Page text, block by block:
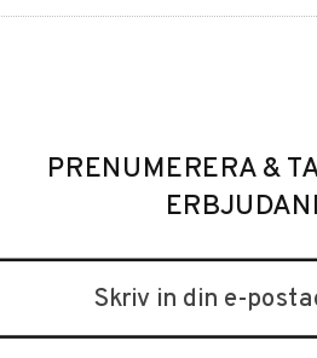
PRENUMERERA &